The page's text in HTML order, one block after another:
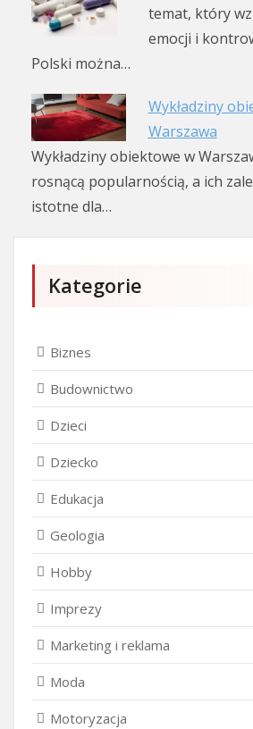
temat, który
emocji i
Polski można…
Wykładziny
Warszawa
Wykładziny obiektowe w
rosnącą popularnością, a ich
istotne dla…
Kategorie
Biznes
Budownictwo
Dzieci
Dziecko
Edukacja
Geologia
Hobby
Imprezy
Marketing i reklama
Moda
Motoryzacja